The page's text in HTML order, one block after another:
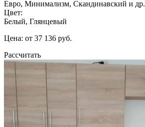
Евро, Минимализм, Скандинавский и др.
Цвет:
Белый, Глянцевый
Цена: от 37 136 руб.
Рассчитать